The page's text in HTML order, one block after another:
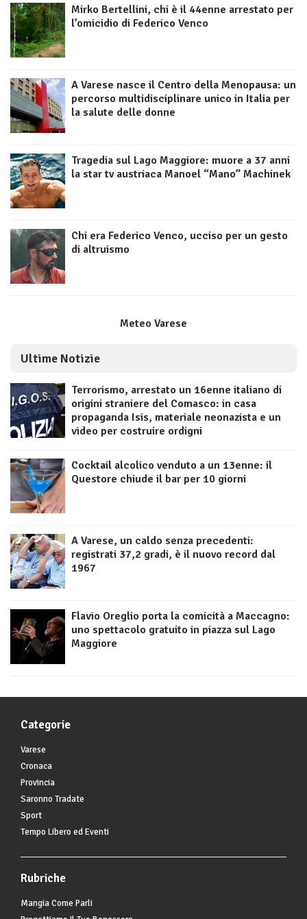
Mirko Bertellini, chi è il 44enne arrestato per
l’omicidio di Federico Venco
A Varese nasce il Centro della Menopausa: un
percorso multidisciplinare unico in Italia per
la salute delle donne
Tragedia sul Lago Maggiore: muore a 37 anni
la star tv austriaca Manoel “Mano” Machinek
Chi era Federico Venco, ucciso per un gesto
di altruismo
Meteo Varese
Ultime Notizie
Terrorismo, arrestato un 16enne italiano di
origini straniere del Comasco: in casa
propaganda Isis, materiale neonazista e un
video per costruire ordigni
Cocktail alcolico venduto a un 13enne: il
Questore chiude il bar per 10 giorni
A Varese, un caldo senza precedenti:
registrati 37,2 gradi, è il nuovo record dal
1967
Flavio Oreglio porta la comicità a Maccagno:
uno spettacolo gratuito in piazza sul Lago
Maggiore
Categorie
Varese
Cronaca
Provincia
Saronno Tradate
Sport
Tempo Libero ed Eventi
Rubriche
Mangia Come Parli